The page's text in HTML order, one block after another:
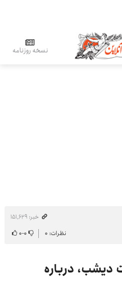
نسخه روزنامه
خبر: ۱۵۱٬۶۲۹
نظرات: ۰ ۰-۰
دیشب، درباره